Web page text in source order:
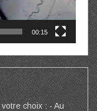
00:15
choix : - Au